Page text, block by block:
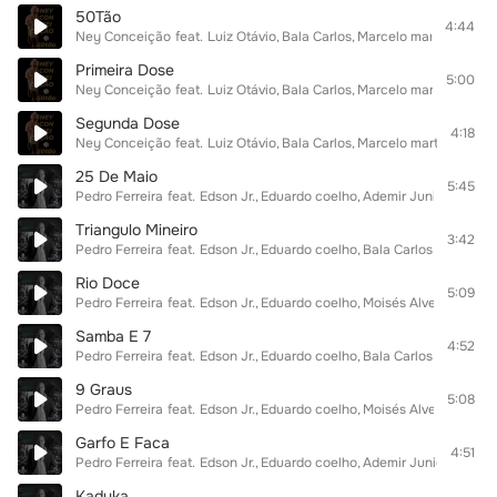
50Tão
Ney Conceição feat. Luiz Otávio Bala Carlos Marcelo martins
4:44
Primeira Dose
Ney Conceição feat. Luiz Otávio Bala Carlos Marcelo martins
5:00
Segunda Dose
Ney Conceição feat. Luiz Otávio Bala Carlos Marcelo martins
4:18
25 De Maio
Pedro Ferreira feat. Edson Jr. Eduardo coelho Ademir Junior Bala
5:45
Triangulo Mineiro
Pedro Ferreira feat. Edson Jr. Eduardo coelho Bala Carlos Ademir
3:42
Rio Doce
Pedro Ferreira feat. Edson Jr. Eduardo coelho Moisés Alves Bala
5:09
Samba E 7
Pedro Ferreira feat. Edson Jr. Eduardo coelho Bala Carlos Ademir
4:52
9 Graus
Pedro Ferreira feat. Edson Jr. Eduardo coelho Moisés Alves Ademir
5:08
Garfo E Faca
Pedro Ferreira feat. Edson Jr. Eduardo coelho Ademir Junior
4:51